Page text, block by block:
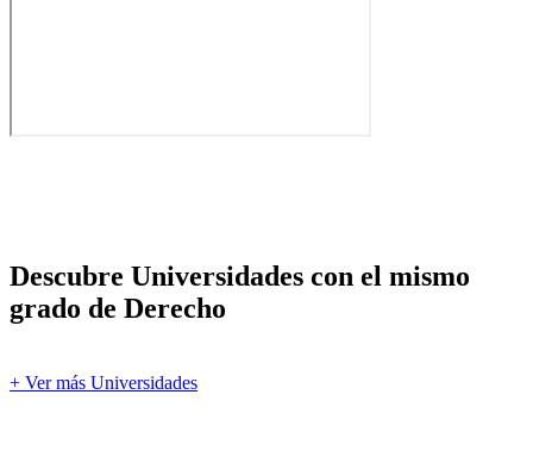
Descubre Universidades con el mismo
grado de Derecho
+ Ver más Universidades